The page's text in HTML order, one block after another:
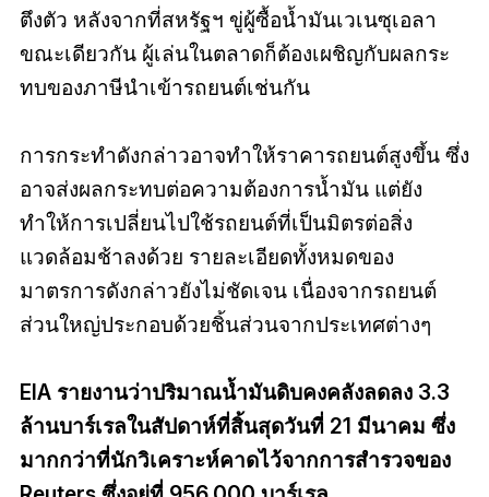
ตึงตัว หลังจากที่สหรัฐฯ ขู่ผู้ซื้อน้ำมันเวเนซุเอลา
ขณะเดียวกัน ผู้เล่นในตลาดก็ต้องเผชิญกับผลกระ
ทบของภาษีนำเข้ารถยนต์เช่นกัน
การกระทำดังกล่าวอาจทำให้ราคารถยนต์สูงขึ้น ซึ่ง
อาจส่งผลกระทบต่อความต้องการน้ำมัน แต่ยัง
ทำให้การเปลี่ยนไปใช้รถยนต์ที่เป็นมิตรต่อสิ่ง
แวดล้อมช้าลงด้วย รายละเอียดทั้งหมดของ
มาตรการดังกล่าวยังไม่ชัดเจน เนื่องจากรถยนต์
ส่วนใหญ่ประกอบด้วยชิ้นส่วนจากประเทศต่างๆ
EIA รายงานว่าปริมาณน้ำมันดิบคงคลังลดลง 3.3
ล้านบาร์เรลในสัปดาห์ที่สิ้นสุดวันที่ 21 มีนาคม ซึ่ง
มากกว่าที่นักวิเคราะห์คาดไว้จากการสำรวจของ